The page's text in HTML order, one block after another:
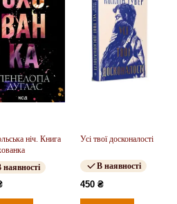
ніч. Книга
наявності
Усі твої досконалості
В наявності
450 ₴